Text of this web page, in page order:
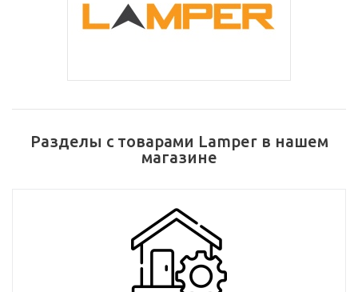
Разделы с товарами Lamper в нашем
магазине